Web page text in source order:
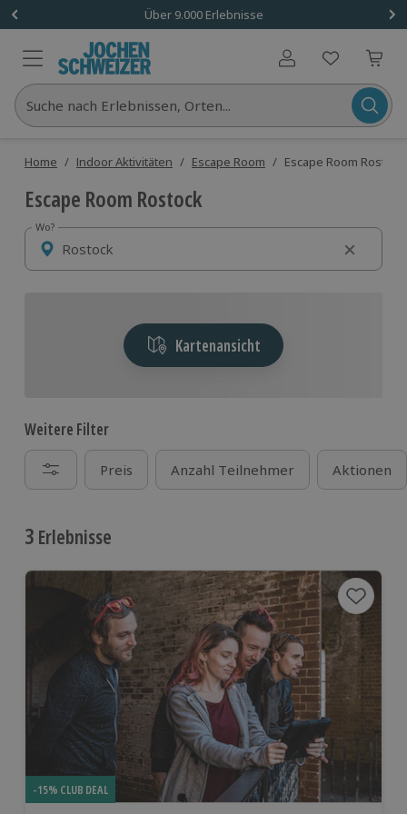
Über 9.000 Erlebnisse
Benutzerkonto
Suche nach Erlebnissen, Orten...
Home / Indoor Aktivitäten / Escape Room / Escape Room Rostock
Escape Room Rostock
Wo?
Wo?
Kartenansicht
Weitere Filter
Preis Anzahl Teilnehmer Aktionen
3 Erlebnisse
-15% CLUB DEAL